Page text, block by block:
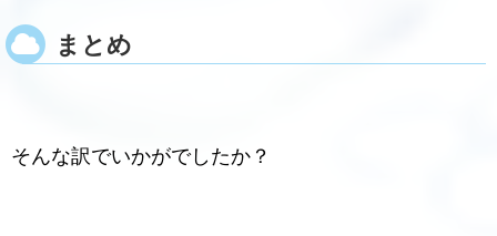
まとめ
そんな訳でいかがでしたか？